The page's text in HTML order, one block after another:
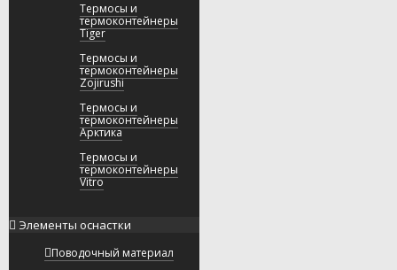
Термосы и
термоконтейнеры
Tiger
Термосы и
термоконтейнеры
Zojirushi
Термосы и
термоконтейнеры
Арктика
Термосы и
термоконтейнеры
Vitro
Элементы оснастки
Поводочный материал